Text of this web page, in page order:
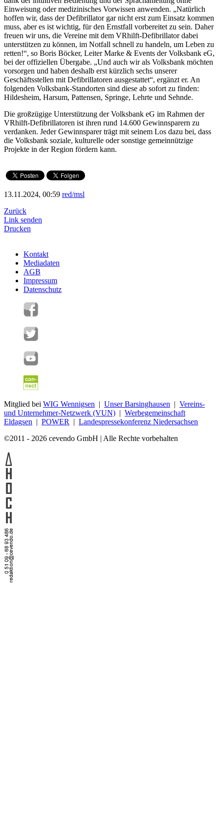
Einweisung oder medizinisches Vorwissen anwenden. „Natürlich
hoffen wir, dass der Defibrillator gar nicht erst zum Einsatz kommen
muss, aber es ist wichtig, für den Ernstfall vorbereitet zu sein. Daher
freuen wir uns, die Vereine mit dem VRhilft-Defibrillator dabei
unterstützen zu können, im Notfall schnell zu handeln, um Leben zu
retten!“, so Boris Böcker, Leiter Marke & Events der Volksbank eG,
bei der offiziellen Übergabe. „Und auch wir als Volksbank möchten
vorsorgen und haben deshalb erst kürzlich sechs unserer
Geschäftsstellen mit Defibrillatoren ausgestattet“, ergänzt er. An
folgenden Volksbank-Standorten sind diese ab sofort zu finden:
Hildesheim, Harsum, Pattensen, Springe, Lehrte und Sehnde.
Die großzügige Unterstützung der Volksbank eG im Rahmen der
VRhilft-Defibrillatoren ist ihren rund 14.600 Gewinnsparern zu
verdanken. Jeder Gewinnsparer trägt mit seinem Los dazu bei, dass
die Volksbank soziale, kulturelle oder sonstige gemeinnützige
Projekte in der Region fördern kann.
13.11.2024, 00:59 red/msl
Zurück
Link senden
Drucken
Kontakt
Mediadaten
AGB
Impressum
Datenschutz
Mitglied bei WIG Wennigsen | Unser Barsinghausen | Vereins-
und Unternehmer-Netzwerk (VUN) | Werbegemeinschaft
Eldagsen | POWER | Landespressekonferenz Niedersachsen
©2011 - 2026 cevendo GmbH | Alle Rechte vorbehalten